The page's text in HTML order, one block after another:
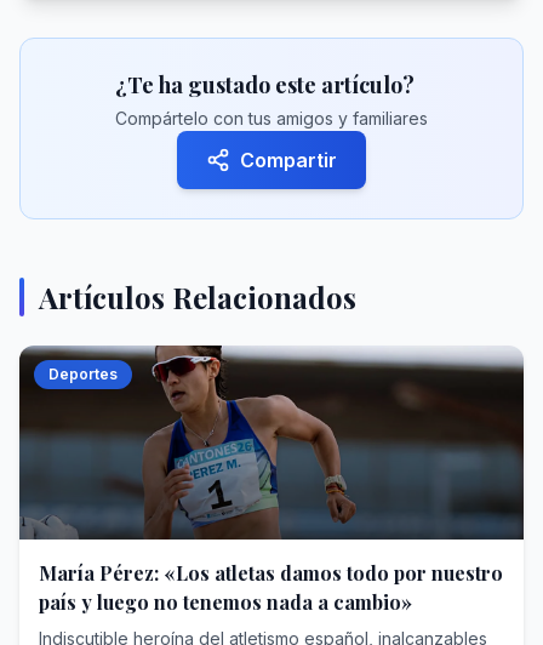
¿Te ha gustado este artículo?
Compártelo con tus amigos y familiares
Compartir
Artículos Relacionados
Deportes
María Pérez: «Los atletas damos todo por nuestro
país y luego no tenemos nada a cambio»
Indiscutible heroína del atletismo español, inalcanzables